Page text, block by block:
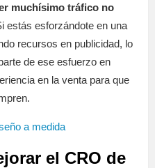
muchísimo tráfico no
estás esforzándote en una
recursos en publicidad, lo
de ese esfuerzo en
en la venta para que
a medida
el CRO de